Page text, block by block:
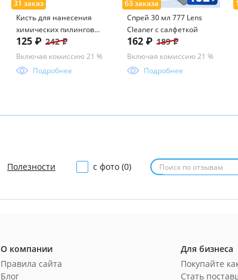
Кисть для нанесения
химических пилингов
веерная косметическая
125 ₽ 242 ₽
Включая комиссию 21 %
Подробнее
Спрей 30 мл 777 Lens
Cleaner с салфеткой
162 ₽ 189 ₽
Включая комиссию 21 %
Подробнее
Полезности с фото (0)
О компании
Правила сайта
Блог
Для бизнеса
Покупайте
Стать